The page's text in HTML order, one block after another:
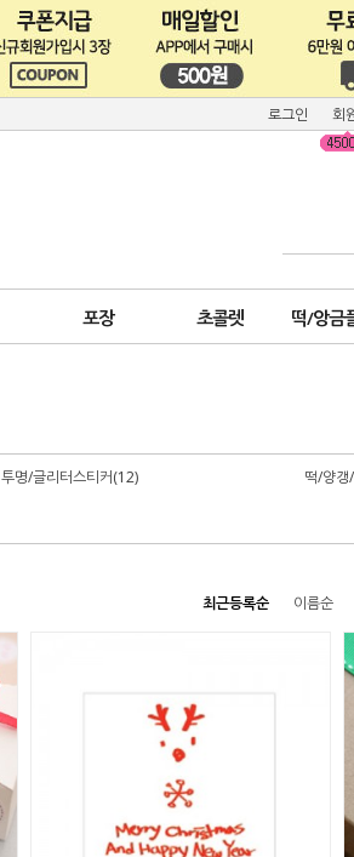
로그인 회
포장 초콜렛 떡/앙금
투명/글리터스티커(12)
떡/양갱
최근등록순 이름순